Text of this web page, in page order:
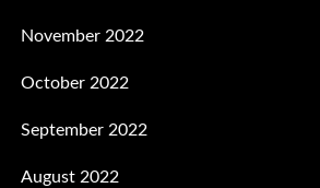
November 2022
October 2022
September 2022
August 2022